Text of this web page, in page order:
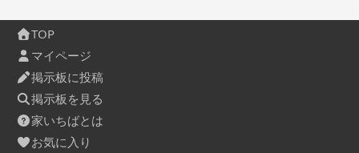
TOP
マイページ
掲示板に投稿
掲示板を見る
家いちばとは
お気に入り